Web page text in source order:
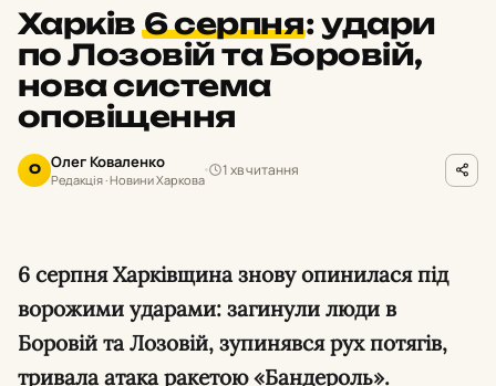
Харків6 серпня:удари
по Лозовій та Боровій,
нова система
оповіщення
О Олег Коваленко
Редакція · Новини Харкова
1 хв читання
6 серпня Харківщина знову опинилася під
ворожими ударами: загинули люди в
Боровій та Лозовій, зупинявся рух потягів,
тривала атака ракетою «Бандероль».